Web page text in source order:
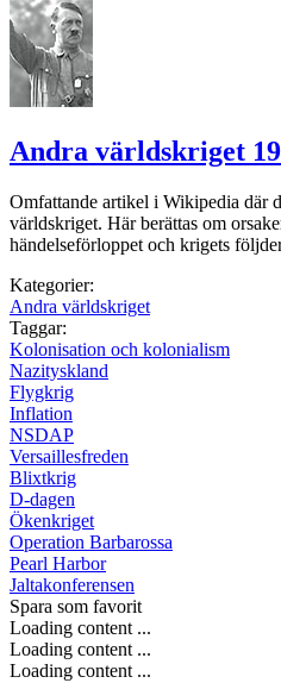
Andra världskriget
Omfattande artikel i Wikipedia där
världskriget. Här berättas om
händelseförloppet och krigets
Kategorier:
Andra världskriget
Taggar:
Kolonisation och kolonialism
Nazityskland
Flygkrig
Inflation
NSDAP
Versaillesfreden
Blixtkrig
D-dagen
Ökenkriget
Operation Barbarossa
Pearl Harbor
Jaltakonferensen
Spara som favorit
Loading content ...
Loading content ...
Loading content ...